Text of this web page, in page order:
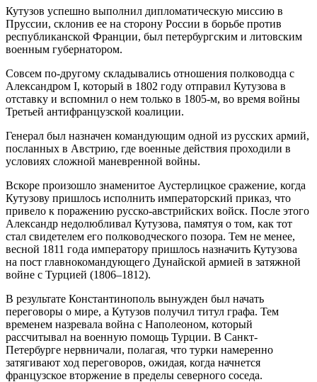
Кутузов успешно выполнил дипломатическую миссию в
Пруссии, склонив ее на сторону России в борьбе против
республиканской Франции, был петербургским и литовским
военным губернатором.
Совсем по-другому складывались отношения полководца с
Александром I, который в 1802 году отправил Кутузова в
отставку и вспомнил о нем только в 1805-м, во время войны
Третьей антифранцузской коалиции.
Генерал был назначен командующим одной из русских армий,
посланных в Австрию, где военные действия проходили в
условиях сложной маневренной войны.
Вскоре произошло знаменитое Аустерлицкое сражение, когда
Кутузову пришлось исполнить императорский приказ, что
привело к поражению русско-австрийских войск. После этого
Александр недолюбливал Кутузова, памятуя о том, как тот
стал свидетелем его полководческого позора. Тем не менее,
весной 1811 года императору пришлось назначить Кутузова
на пост главнокомандующего Дунайской армией в затяжной
войне с Турцией (1806–1812).
В результате Константинополь вынужден был начать
переговоры о мире, а Кутузов получил титул графа. Тем
временем назревала война с Наполеоном, который
рассчитывал на военную помощь Турции. В Санкт-
Петербурге нервничали, полагая, что турки намеренно
затягивают ход переговоров, ожидая, когда начнется
французское вторжение в пределы северного соседа.